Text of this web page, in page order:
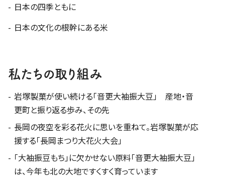
日本の四季ともに
日本の文化の根幹にある米
私たちの取り組み
岩塚製菓が使い続ける「音更大袖振大豆」 産地・音
更町と振り返る歩み、その先
長岡の夜空を彩る花火に思いを重ねて。岩塚製菓が応
援する「長岡まつり大花火大会」
「大袖振豆もち」に欠かせない原料「音更大袖振大豆」
は、今年も北の大地ですくすく育っています